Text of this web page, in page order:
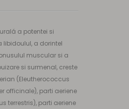
a potentei si
libidoulul, a dorintel
muscular si a
si surmenal, creste
(Eleutherococcus
officinale), parti aeriene
terrestris), parti aeriene